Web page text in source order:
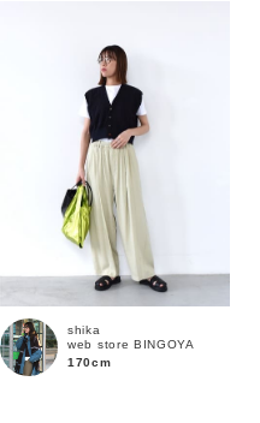
予約商品
WEB限定
在庫なし含む
shika
web store BINGOYA
170cm